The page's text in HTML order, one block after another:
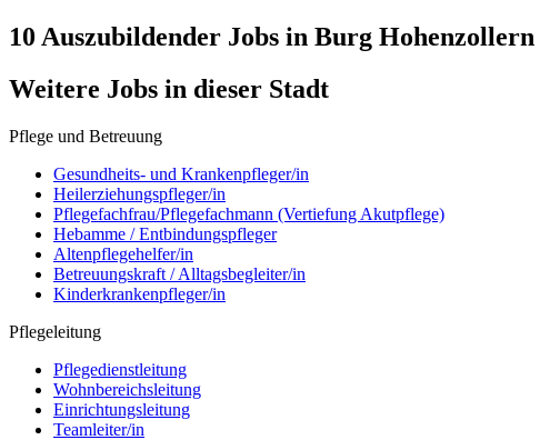
10 Auszubildender Jobs in Burg Hohenzollern
Weitere Jobs in dieser Stadt
Pflege und Betreuung
Gesundheits- und Krankenpfleger/in
Heilerziehungspfleger/in
Pflegefachfrau/Pflegefachmann (Vertiefung Akutpflege)
Hebamme / Entbindungspfleger
Altenpflegehelfer/in
Betreuungskraft / Alltagsbegleiter/in
Kinderkrankenpfleger/in
Pflegeleitung
Pflegedienstleitung
Wohnbereichsleitung
Einrichtungsleitung
Teamleiter/in